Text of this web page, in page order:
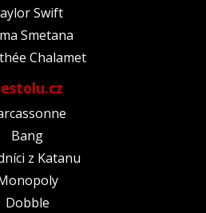
Swift
Smetana
Chalamet
Bang
z Katanu
Dobble